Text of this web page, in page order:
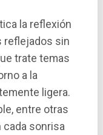
la reflexión
reflejados sin
trate temas
a la
ligera.
entre otras
cada sonrisa